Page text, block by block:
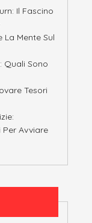
Il Fascino
La Mente Sul
Quali Sono
Tesori
Avviare